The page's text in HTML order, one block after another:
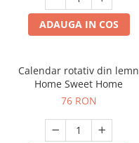
ADAUGA IN COS
Calendar rotativ din lemn
Home Sweet Home
76 RON